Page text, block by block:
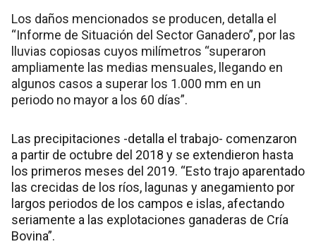
Los daños mencionados se producen, detalla el
“Informe de Situación del Sector Ganadero”, por las
lluvias copiosas cuyos milímetros “superaron
ampliamente las medias mensuales, llegando en
algunos casos a superar los 1.000 mm en un
periodo no mayor a los 60 días”.
Las precipitaciones -detalla el trabajo- comenzaron
a partir de octubre del 2018 y se extendieron hasta
los primeros meses del 2019. “Esto trajo aparentado
las crecidas de los ríos, lagunas y anegamiento por
largos periodos de los campos e islas, afectando
seriamente a las explotaciones ganaderas de Cría
Bovina”.